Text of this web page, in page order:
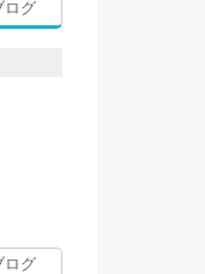
ログ
ログ